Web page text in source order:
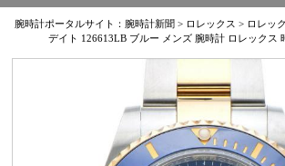
腕時計ポータルサイト：腕時計新聞 > ロレックス > ロレッ
デイト 126613LB ブルー メンズ 腕時計 ロレックス